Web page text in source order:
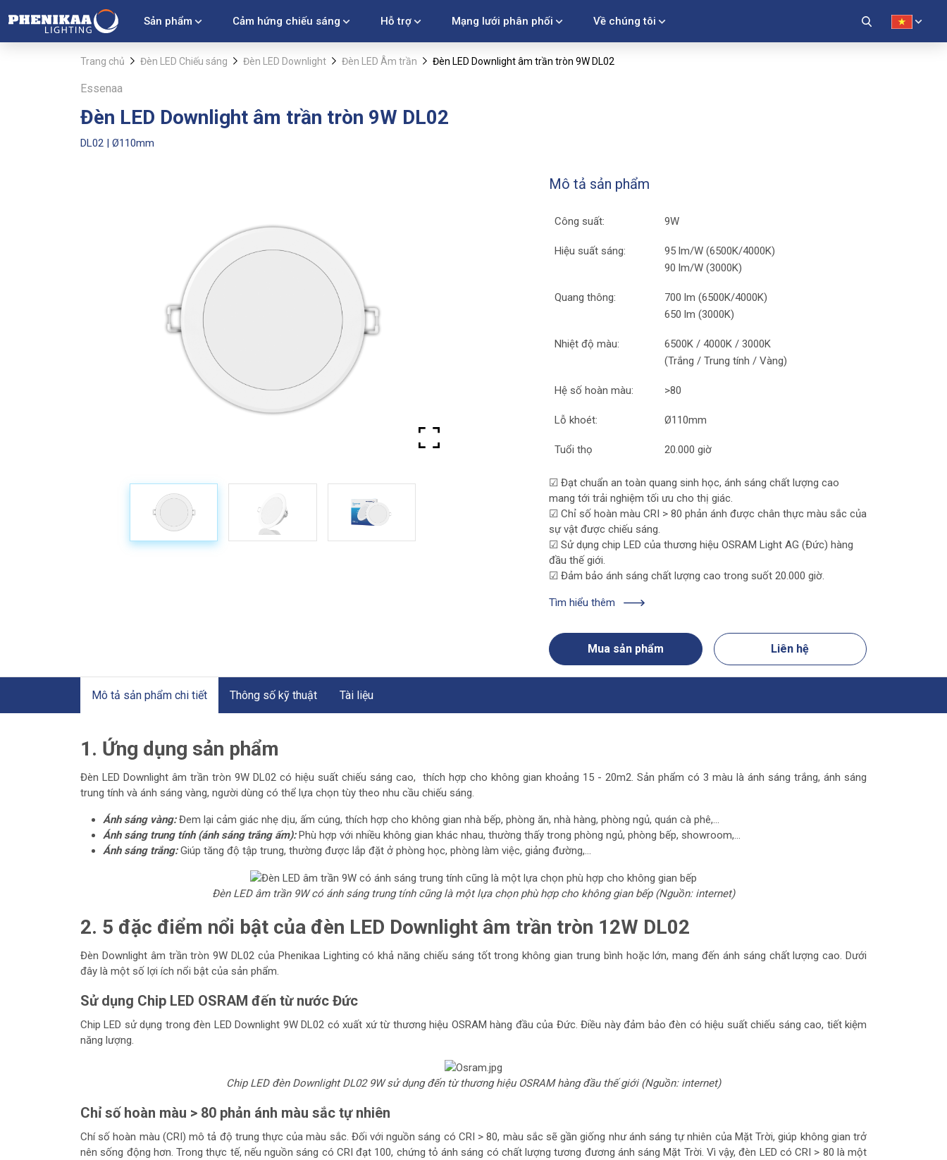
Sản phẩm Cảm hứng chiếu sáng Hỗ trợ Mạng lưới phân phối Về chúng tôi
Trang chủ Đèn LED Chiếu sáng Đèn LED Downlight Đèn LED Âm trần Đèn LED Downlight âm trần tròn 9W DL02
Essenaa
Đèn LED Downlight âm trần tròn 9W DL02
DL02 | Ø110mm
Mô tả sản phẩm
Công suất: 9W
Hiệu suất sáng:
95 lm/W (6500K/4000K)
90 lm/W (3000K)
Quang thông:
700 lm (6500K/4000K)
650 lm (3000K)
Nhiệt độ màu:
6500K / 4000K / 3000K
(Trắng / Trung tính / Vàng)
Hệ số hoàn màu: >80
Lỗ khoét: Ø110mm
Tuổi thọ 20.000 giờ
☑ Đạt chuẩn an toàn quang sinh học, ánh sáng chất lượng cao
mang tới trải nghiệm tối ưu cho thị giác.
☑ Chỉ số hoàn màu CRI > 80 phản ánh được chân thực màu sắc của
sự vật được chiếu sáng.
☑ Sử dụng chip LED của thương hiệu OSRAM Light AG (Đức) hàng
đầu thế giới.
☑ Đảm bảo ánh sáng chất lượng cao trong suốt 20.000 giờ.
Tìm hiểu thêm
Mua sản phẩm Liên hệ
Mô tả sản phẩm chi tiết Thông số kỹ thuật Tài liệu
1. Ứng dụng sản phẩm
Đèn LED Downlight âm trần tròn 9W DL02 có hiệu suất chiếu sáng cao, thích hợp cho không gian khoảng 15 - 20m2. Sản phẩm có 3 màu là ánh sáng trắng, ánh sáng
trung tính và ánh sáng vàng, người dùng có thể lựa chọn tùy theo nhu cầu chiếu sáng.
Ánh sáng vàng:Đem lại cảm giác nhẹ dịu, ấm cúng, thích hợp cho không gian nhà bếp, phòng ăn, nhà hàng, phòng ngủ, quán cà phê,...
Ánh sáng trung tính (ánh sáng trắng ấm):Phù hợp với nhiều không gian khác nhau, thường thấy trong phòng ngủ, phòng bếp, showroom,...
Ánh sáng trắng:Giúp tăng độ tập trung, thường được lắp đặt ở phòng học, phòng làm việc, giảng đường,...
Đèn LED âm trần 9W có ánh sáng trung tính cũng là một lựa chọn phù hợp cho không gian bếp (Nguồn: internet)
2. 5 đặc điểm nổi bật của đèn LED Downlight âm trần tròn 12W DL02
Đèn Downlight âm trần tròn 9W DL02 của Phenikaa Lighting có khả năng chiếu sáng tốt trong không gian trung bình hoặc lớn, mang đến ánh sáng chất lượng cao. Dưới
đây là một số lợi ích nổi bật của sản phẩm.
Sử dụng Chip LED OSRAM đến từ nước Đức
Chip LED sử dụng trong đèn LED Downlight 9W DL02 có xuất xứ từ thương hiệu OSRAM hàng đầu của Đức. Điều này đảm bảo đèn có hiệu suất chiếu sáng cao, tiết kiệm
năng lượng.
Chip LED đèn Downlight DL02 9W sử dụng đến từ thương hiệu OSRAM hàng đầu thế giới (Nguồn: internet)
Chỉ số hoàn màu > 80 phản ánh màu sắc tự nhiên
Chí số hoàn màu (CRI) mô tả độ trung thực của màu sắc. Đối với nguồn sáng có CRI > 80, màu sắc sẽ gần giống như ánh sáng tự nhiên của Mặt Trời, giúp không gian trở
nên sống động hơn. Trong thực tế, nếu nguồn sáng có CRI đạt 100, chứng tỏ ánh sáng có chất lượng tương đương ánh sáng Mặt Trời. Vì vậy, đèn LED có CRI > 80 là một